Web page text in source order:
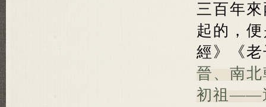
三百年
起的，
經》《
晉、南
初祖——